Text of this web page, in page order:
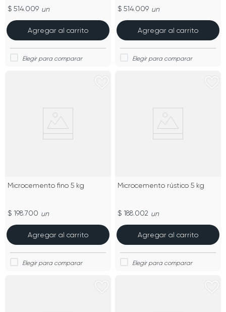
$ 514.009 un
Agregar al carrito
$ 514.009 un
Agregar al carrito
Microcemento fino 5 kg
$ 198.700 un
Agregar al carrito
Microcemento rústico 5 kg
$ 188.002 un
Agregar al carrito